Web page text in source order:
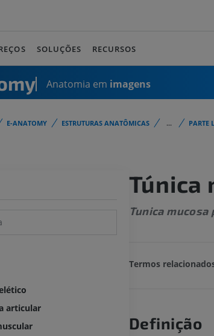
SOLUÇÕES RECURSOS
Anatomia em imagens
E-ANATOMY ESTRUTURAS ANATÔMICAS ... PARTE
articular
Túnica
Tunica mucosa
Termos
Definição